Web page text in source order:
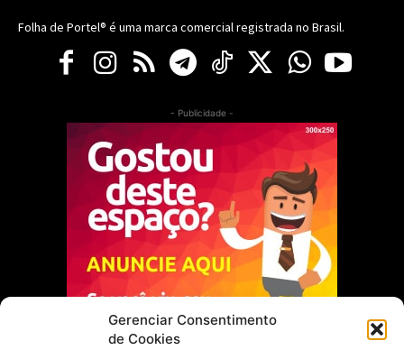
Gerenciar Consentimento
de Cookies
Folha de Portel® é uma marca comercial registrada no Brasil.
- Publicidade -